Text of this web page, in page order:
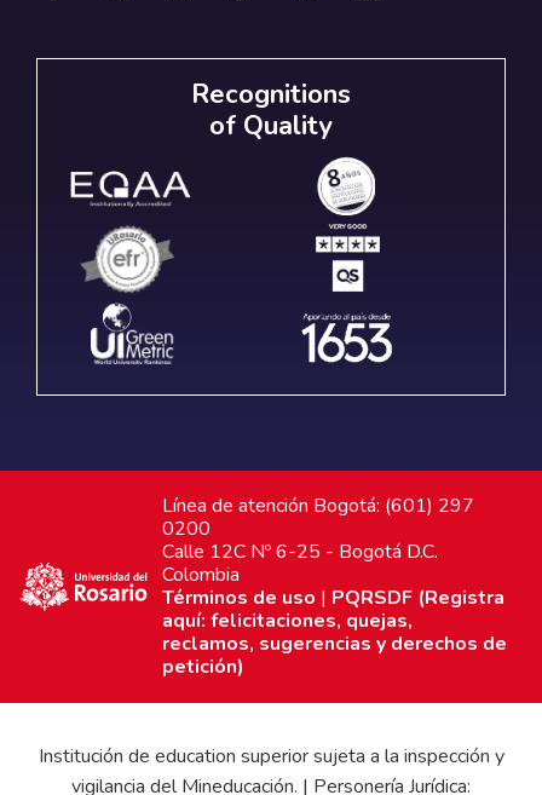
Recognitions
of Quality
Línea de atención Bogotá: (601) 297
0200
Calle 12C Nº 6-25 - Bogotá D.C.
Colombia
Términos de uso | PQRSDF (Registra
aquí: felicitaciones, quejas,
reclamos, sugerencias y derechos de
petición)
Institución de education superior sujeta a la inspección y
vigilancia del Mineducación. | Personería Jurídica: